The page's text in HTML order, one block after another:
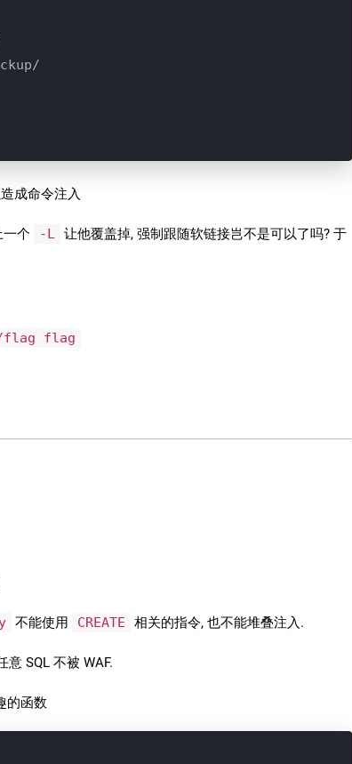
成命令注入
个 -L
让他覆盖掉, 强制跟随软链接岂不是可以了吗? 于
flag
不能使用 CREATE 相关的指令, 也不能堆叠注入.
SQL 不被 WAF.
的函数